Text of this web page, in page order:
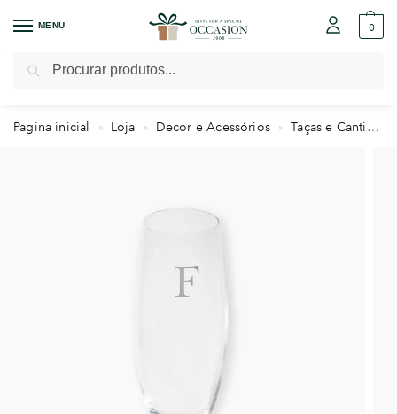
MENU 0
Pagina inicial » Loja » Decor e Acessórios » Taças e Cantis Personalizados